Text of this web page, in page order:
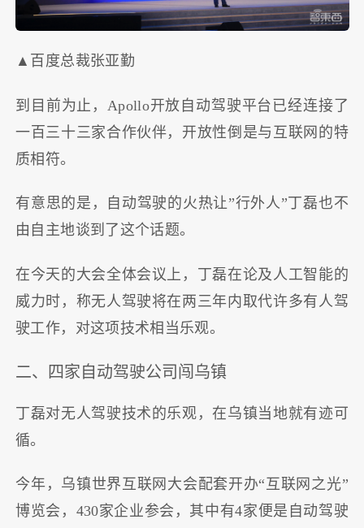
▲百度总裁张亚勤
到目前为止，Apollo开放自动驾驶平台已经连接了
一百三十三家合作伙伴，开放性倒是与互联网的特
质相符。
有意思的是，自动驾驶的火热让”行外人”丁磊也不
由自主地谈到了这个话题。
在今天的大会全体会议上，丁磊在论及人工智能的
威力时，称无人驾驶将在两三年内取代许多有人驾
驶工作，对这项技术相当乐观。
二、四家自动驾驶公司闯乌镇
丁磊对无人驾驶技术的乐观，在乌镇当地就有迹可
循。
今年，乌镇世界互联网大会配套开办“互联网之光”
博览会，430家企业参会，其中有4家便是自动驾驶